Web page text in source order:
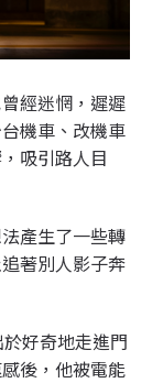
經迷惘，遲遲
機車、改機車
吸引路人目
產生了一些轉
著別人影子奔
好奇地走進門
後，他被電能